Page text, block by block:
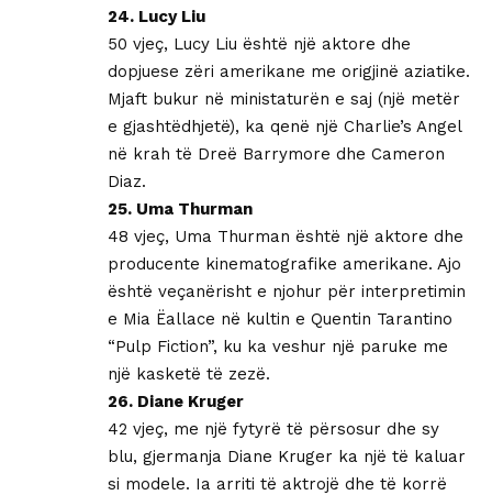
24. Lucy Liu
50 vjeç, Lucy Liu është një aktore dhe
dopjuese zëri amerikane me origjinë aziatike.
Mjaft bukur në ministaturën e saj (një metër
e gjashtëdhjetë), ka qenë një Charlie’s Angel
në krah të Dreë Barrymore dhe Cameron
Diaz.
25. Uma Thurman
48 vjeç, Uma Thurman është një aktore dhe
producente kinematografike amerikane. Ajo
është veçanërisht e njohur për interpretimin
e Mia Ëallace në kultin e Quentin Tarantino
“Pulp Fiction”, ku ka veshur një paruke me
një kasketë të zezë.
26. Diane Kruger
42 vjeç, me një fytyrë të përsosur dhe sy
blu, gjermanja Diane Kruger ka një të kaluar
si modele. Ia arriti të aktrojë dhe të korrë